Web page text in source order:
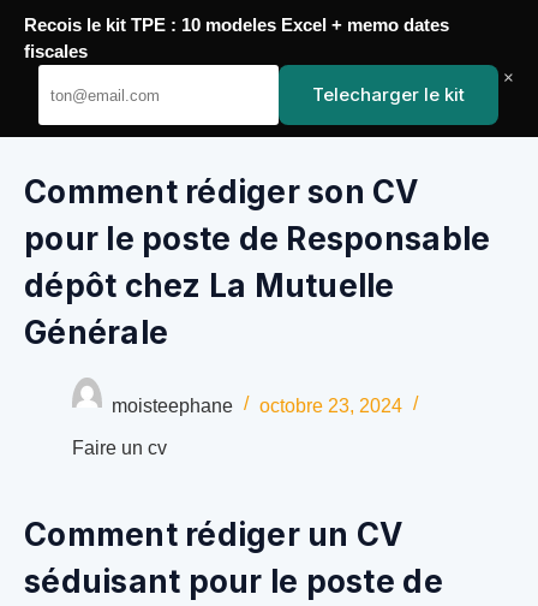
Passer
au
contenu
YoupiJobs
Comment rédiger son CV
pour le poste de Responsable
dépôt chez La Mutuelle
Générale
moisteephane octobre 23, 2024
Faire un cv
Comment rédiger un CV
séduisant pour le poste de
Recois le kit TPE : 10 modeles Excel + memo dates
fiscales
Telecharger le kit
×